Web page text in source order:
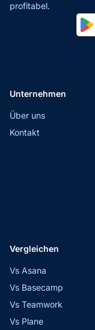
profitabel.
Unternehmen
Über uns
Kontakt
Vergleichen
Vs Asana
Vs Basecamp
Vs Teamwork
Vs Plane